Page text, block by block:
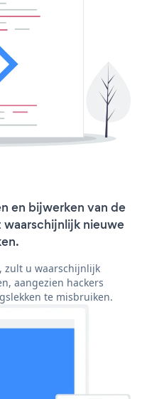
en bijwerken van de
nieuwe
zult u waarschijnlijk
aangezien hackers
te misbruiken.